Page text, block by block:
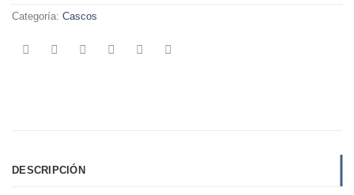
0
de
Categoría: Cascos
DESCRIPCIÓN